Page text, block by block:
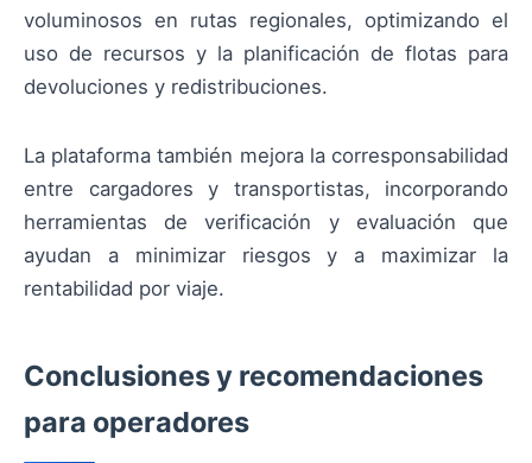
voluminosos en rutas regionales, optimizando el
uso de recursos y la planificación de flotas para
devoluciones y redistribuciones.
La plataforma también mejora la corresponsabilidad
entre cargadores y transportistas, incorporando
herramientas de verificación y evaluación que
ayudan a minimizar riesgos y a maximizar la
rentabilidad por viaje.
Conclusiones y recomendaciones
para operadores